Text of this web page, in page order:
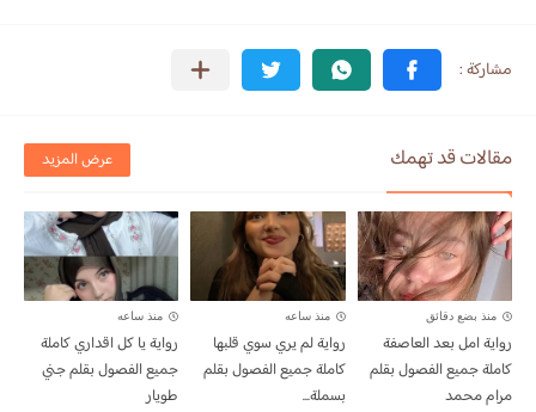
مقالات قد تهمك عرض المزيد
منذ بضع دقائق
رواية امل بعد العاصفة
كاملة جميع الفصول بقلم
مرام محمد
منذ ساعه
رواية لم يري سوي قلبها
كاملة جميع الفصول بقلم
بسملة...
منذ ساعه
رواية يا كل اقداري كاملة
جميع الفصول بقلم جني
طويار